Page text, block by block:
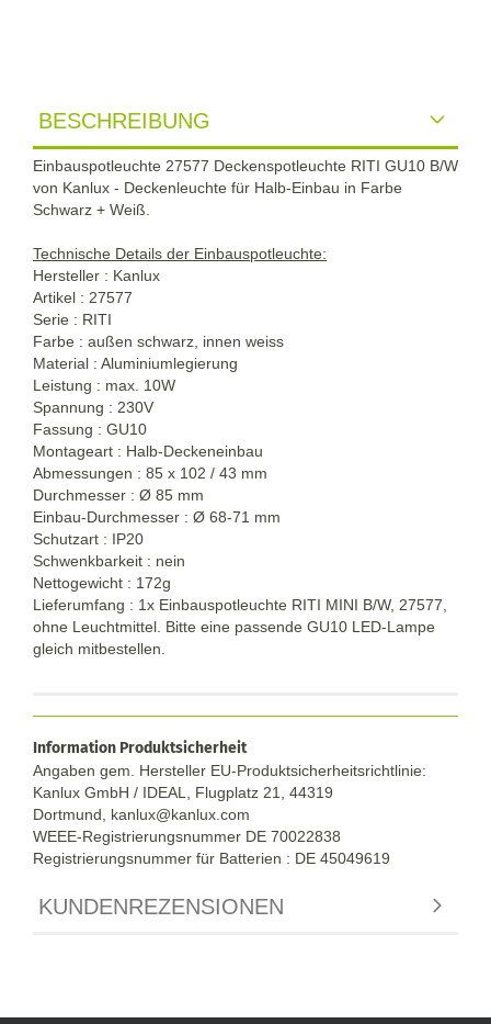
BESCHREIBUNG
Einbauspotleuchte 27577 Deckenspotleuchte RITI GU10 B/W
von Kanlux - Deckenleuchte für Halb-Einbau in Farbe
Schwarz + Weiß.
Technische Details der Einbauspotleuchte:
Hersteller : Kanlux
Artikel : 27577
Serie : RITI
Farbe : außen schwarz, innen weiss
Material : Aluminiumlegierung
Leistung : max. 10W
Spannung : 230V
Fassung : GU10
Montageart : Halb-Deckeneinbau
Abmessungen : 85 x 102 / 43 mm
Durchmesser : Ø 85 mm
Einbau-Durchmesser : Ø 68-71 mm
Schutzart : IP20
Schwenkbarkeit : nein
Nettogewicht : 172g
Lieferumfang : 1x Einbauspotleuchte RITI MINI B/W, 27577,
ohne Leuchtmittel. Bitte eine passende GU10 LED-Lampe
gleich mitbestellen.
Information Produktsicherheit
Angaben gem. Hersteller EU-Produktsicherheitsrichtlinie:
Kanlux GmbH / IDEAL, Flugplatz 21, 44319
Dortmund, kanlux@kanlux.com
WEEE-Registrierungsnummer DE 70022838
Registrierungsnummer für Batterien : DE 45049619
KUNDENREZENSIONEN